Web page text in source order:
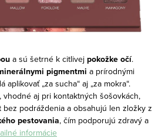
a sú šetrné k citlivej pokožke očí.
pigmentmi a prírodnými
aplikovať „za sucha“ aj „za mokra“.
aj pri kontaktných šošovkách,
podráždenia a obsahujú len zložky z
pestovania, čím podporujú zdravý a
informácie